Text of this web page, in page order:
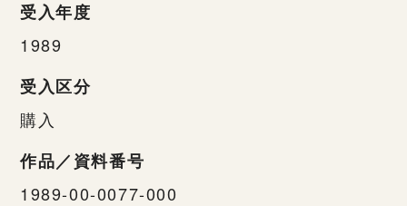
受入年度
1989
受入区分
購入
作品／資料番号
1989-00-0077-000